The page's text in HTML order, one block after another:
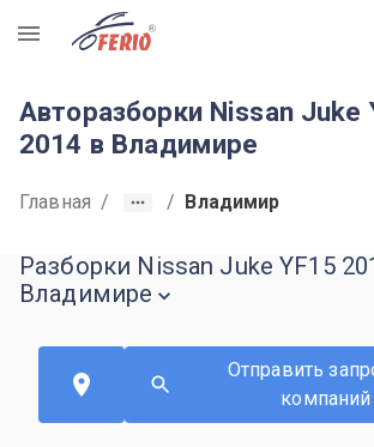
R
Авторазборки Nissan Juke
2014 в Владимире
Главная / / Владимир
Разборки Nissan Juke YF15
Владимире
Отправить
компаний